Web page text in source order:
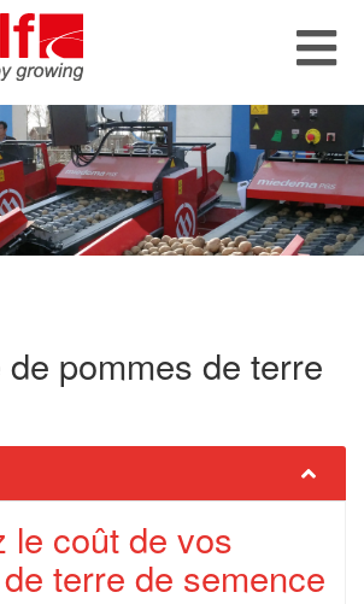
pommes de terre
le coût de vos
terre de semence